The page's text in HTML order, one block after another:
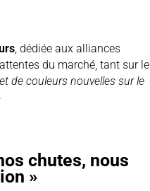
, dédiée aux alliances
du marché, tant sur le
de couleurs nouvelles sur le
chutes, nous
»